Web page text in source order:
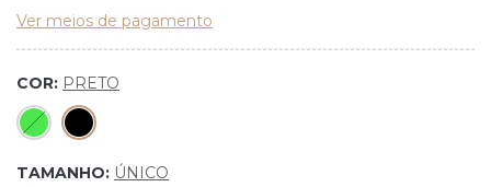
Ver meios de pagamento
COR: PRETO
TAMANHO: ÚNICO